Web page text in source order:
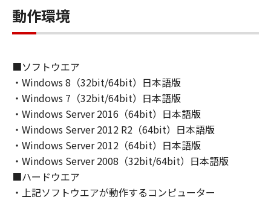
で1部複製することができます。
(3)本契約書に明示的に定める場合を除き、キヤ
ず、本契約書によってお客様に譲渡あるいは許
諾されるものではありません。
２．制限
(1)お客様は、再使用許諾、譲渡、販売、頒布、
リースまたは貸与その他の方法により、第三者
に「許諾ソフトウェア」を使用させることはで
きません。
(2)お客様は、「許諾ソフトウェア」の全部また
は一部を修正、改変、逆アセンブル、逆コンパ
動作環境
■ソフトウエア
・Windows 8（32bit/64bit）日本語版
・Windows 7（32bit/64bit）日本語版
・Windows Server 2016（64bit）日本語版
・Windows Server 2012 R2（64bit）日本語版
・Windows Server 2012（64bit）日本語版
・Windows Server 2008（32bit/64bit）日本語版
■ハードウエア
・上記ソフトウエアが動作するコンピューター